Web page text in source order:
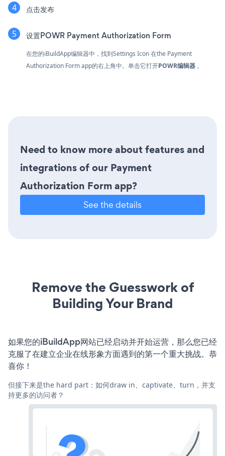
点击发布
设置POWR Payment Authorization Form
在您的iBuildApp编辑器中，找到Settings Icon在the Payment
Authorization Form app的右上角中。单击它打开POWR编辑器 。
Need to know more about features and
integrations of our Payment
Authorization Form app?
See the details
Remove the Guesswork of
Building Your Brand
如果您的iBuildApp网站已经启动并开始运营，那么您已经
克服了在建立企业在线形象方面遇到的第一个重大挑战。恭
喜你！
但接下来是the hard part：如何draw in、captivate、turn，并支
持更多的访问者？